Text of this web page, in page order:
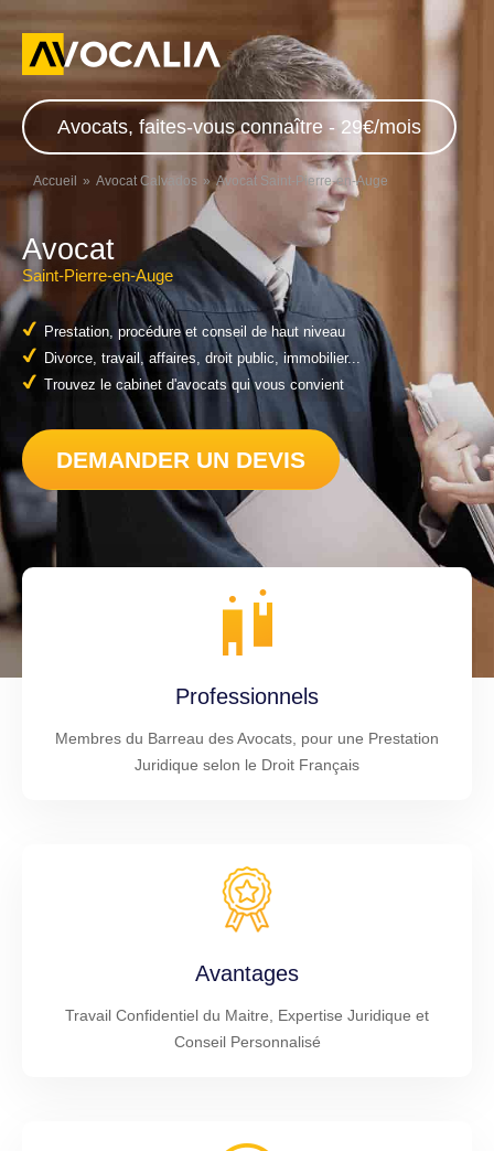
Avocats, faites-vous connaître - 29€/mois
Accueil Avocat Calvados Avocat Saint-Pierre-en-Auge
Avocat
Saint-Pierre-en-Auge
Prestation, procédure et conseil de haut niveau
Divorce, travail, affaires, droit public, immobilier...
Trouvez le cabinet d'avocats qui vous convient
DEMANDER UN DEVIS
Professionnels
Membres du Barreau des Avocats, pour une Prestation
Juridique selon le Droit Français
Avantages
Travail Confidentiel du Maitre, Expertise Juridique et
Conseil Personnalisé